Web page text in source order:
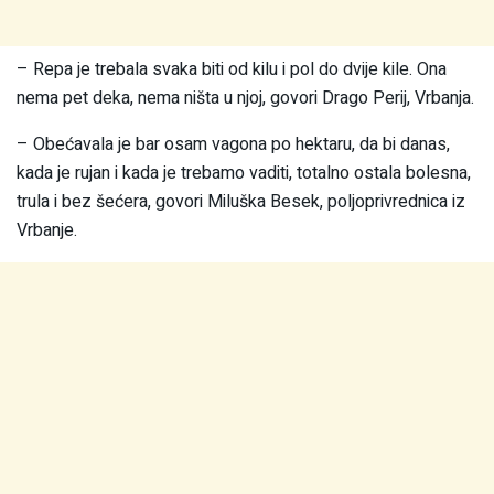
– Repa je trebala svaka biti od kilu i pol do dvije kile. Ona
nema pet deka, nema ništa u njoj, govori Drago Perij, Vrbanja.
– Obećavala je bar osam vagona po hektaru, da bi danas,
kada je rujan i kada je trebamo vaditi, totalno ostala bolesna,
trula i bez šećera, govori Miluška Besek, poljoprivrednica iz
Vrbanje.